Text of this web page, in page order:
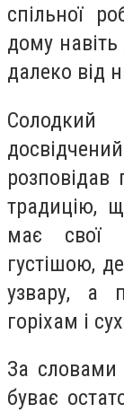
спільної
дому навіть
далеко від
традицію,
має свої
густішою,
узвару, а
горіхам і
За словами
буває